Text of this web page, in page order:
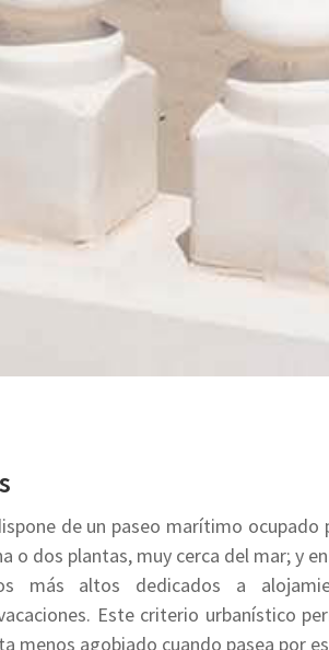
de un paseo marítimo ocupado
o dos plantas, muy cerca del mar; y
más altos dedicados a
Este criterio urbanístico
menos agobiado cuando pasea por